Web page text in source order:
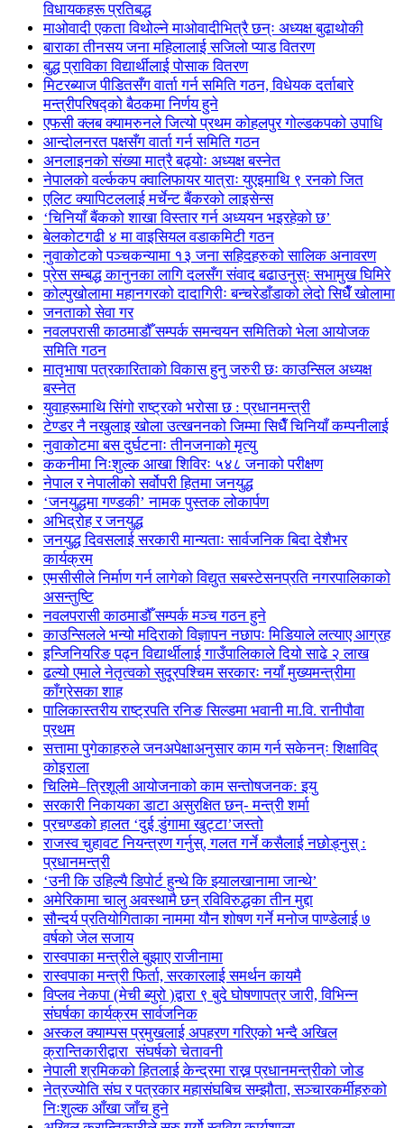
विधायकहरू प्रतिबद्ध
माओवादी एकता विथोल्ने माओवादीभित्रै छन्ः अध्यक्ष बुढाथोकी
बाराका तीनसय जना महिलालाई सजिलो प्याड वितरण
बुद्ध प्राविका विद्यार्थीलाई पोसाक वितरण
मिटरब्याज पीडितसँग वार्ता गर्न समिति गठन, विधेयक दर्ताबारे
मन्त्रीपरिषद्को बैठकमा निर्णय हुने
एफसी क्लब क्यामरुनले जित्यो प्रथम कोहलपुर गोल्डकपको उपाधि
आन्दोलनरत पक्षसँग वार्ता गर्न समिति गठन
अनलाइनको संख्या मात्रै बढ्योः अध्यक्ष बस्नेत
नेपालको वर्ल्ककप क्वालिफायर यात्राः युएइमाथि ९ रनको जित
एलिट क्यापिटललाई मर्चेन्ट बैंकरको लाइसेन्स
‘चिनियाँ बैंकको शाखा विस्तार गर्न अध्ययन भइरहेको छ’
बेलकोटगढी ४ मा वाइसियल वडाकमिटी गठन
नुवाकोटको पञ्चकन्यामा १३ जना सहिदहरुको सालिक अनावरण
प्रेस सम्बद्ध कानुनका लागि दलसँग संवाद बढाउनुस्ः सभामुख घिमिरे
कोल्पुखोलामा महानगरको दादागिरीः बन्चरेडाँडाको लेदो सिधैँ खोलामा
जनताको सेवा गर
नवलपरासी काठमाडौँ सम्पर्क समन्वयन समितिको भेला आयोजक
समिति गठन
मातृभाषा पत्रकारिताको विकास हुनु जरुरी छः काउन्सिल अध्यक्ष
बस्नेत
युवाहरूमाथि सिंगो राष्ट्रको भरोसा छ : प्रधानमन्त्री
टेण्डर नै नखुलाइ खोला उत्खननको जिम्मा सिधैँ चिनियाँ कम्पनीलाई
नुवाकोटमा बस दुर्घटनाः तीनजनाको मृत्यु
ककनीमा निःशुल्क आखा शिविरः ५४८ जनाको परीक्षण
नेपाल र नेपालीको सर्वोपरी हितमा जनयुद्ध
‘जनयुद्धमा गण्डकी’ नामक पुस्तक लोकार्पण
अभिद्रोह र जनयुद्ध
जनयुद्ध दिवसलाई सरकारी मान्यताः सार्वजनिक बिदा देशैभर
कार्यक्रम
एमसीसीले निर्माण गर्न लागेको विद्युत सबस्टेसनप्रति नगरपालिकाको
असन्तुष्टि
नवलपरासी काठमाडौँ सम्पर्क मञ्च गठन हुने
काउन्सिलले भन्यो मदिराको विज्ञापन नछापः मिडियाले लत्याए आग्रह
इन्जिनियरिङ पढ्न विद्यार्थीलाई गाउँपालिकाले दियो साढे २ लाख
ढल्यो एमाले नेतृत्वको सुदूरपश्चिम सरकारः नयाँ मुख्यमन्त्रीमा
काँग्रेसका शाह
पालिकास्तरीय राष्ट्रपति रनिङ सिल्डमा भवानी मा.वि. रानीपौवा
प्रथम
सत्तामा पुगेकाहरुले जनअपेक्षाअनुसार काम गर्न सकेनन्ः शिक्षाविद्
कोइराला
चिलिमे–त्रिशूली आयोजनाको काम सन्तोषजनक: इयु
सरकारी निकायका डाटा असुरक्षित छन्- मन्त्री शर्मा
प्रचण्डको हालत ‘दुई डुंगामा खुट्टा’जस्तो
राजस्व चुहावट नियन्त्रण गर्नुस्, गलत गर्ने कसैलाई नछोड्नुस् :
प्रधानमन्त्री
‘उनी कि उहिल्यै डिपोर्ट हुन्थे कि झ्यालखानामा जान्थे’
अमेरिकामा चालु अवस्थामै छन् रविविरुद्धका तीन मुद्दा
सौन्दर्य प्रतियोगिताका नाममा यौन शोषण गर्ने मनोज पाण्डेलाई ७
वर्षको जेल सजाय
रास्वपाका मन्त्रीले बुझाए राजीनामा
रास्वपाका मन्त्री फिर्ता, सरकारलाई समर्थन कायमै
विप्लव नेकपा (मेची ब्युरो )द्वारा ९ बुदे घोषणापत्र जारी, विभिन्न
संघर्षका कार्यक्रम सार्वजनिक
अस्कल क्याम्पस प्रमुखलाई अपहरण गरिएको भन्दै अखिल
क्रान्तिकारीद्वारा संघर्षको चेतावनी
नेपाली श्रमिकको हितलाई केन्द्रमा राख्न प्रधानमन्त्रीको जोड
नेत्रज्योति संघ र पत्रकार महासंघबिच सम्झौता, सञ्चारकर्मीहरुको
निःशुल्क आँखा जाँच हुने